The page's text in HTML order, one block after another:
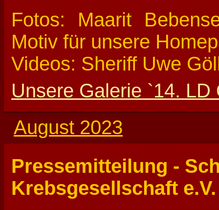
Fotos: Maarit
Motiv für unsere
Videos: Sheriff Uwe
Unsere Galerie `14. LD
August 2023
Pressemitteilung -
Krebsgesellschaft e.V.